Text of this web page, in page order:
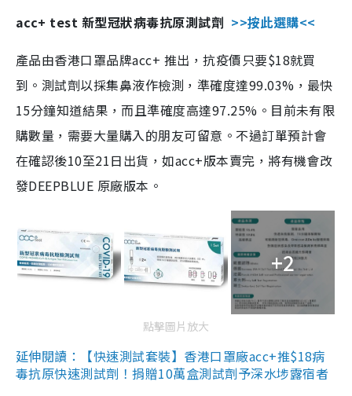
acc+ test 新型冠狀病毒抗原測試劑 >>按此選購<<
產品由香港口罩品牌acc+ 推出，抗疫價只要$18就買
到。測試劑以採集鼻液作檢測，準確度達99.03%，最快
15分鐘知道結果，而且準確度高達97.25%。目前未有限
購數量，需要大量購入的朋友可留意。不過訂單預計會
在確認後10至21日出貨，如acc+版本賣完，將有機會改
發DEEPBLUE 原廠版本。
+2
點擊圖片放大
延伸閱讀：【快速測試套裝】香港口罩廠acc+推$18病
毒抗原快速測試劑！捐贈10萬盒測試劑予深水埗露宿者